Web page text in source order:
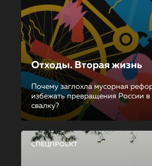
Отходы. Вторая жизнь
Почему заглохла мусорная
избежать превращения России в
свалку?
СПЕЦПРОЕКТ